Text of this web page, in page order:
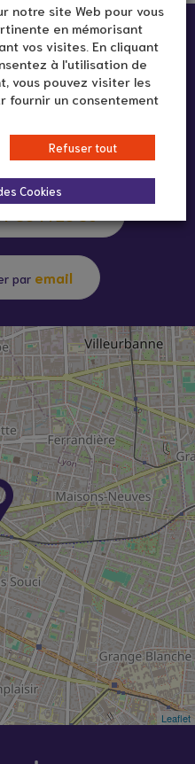
Frantz Fanon
par email
Leaflet
notre site Web pour vous
en mémorisant
vos visites. En cliquant
à l'utilisation de
vous pouvez visiter les
fournir un consentement
Refuser tout
Cookies